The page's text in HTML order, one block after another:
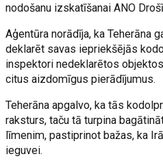
nodošanu izskatīšanai ANO
Aģentūra norādīja, ka Teherāna
deklarēt savas iepriekšējās
inspektori nedeklarētos
citus aizdomīgus pierādījumus.
Teherāna apgalvo, ka tās
raksturs, taču tā turpina
līmenim, pastiprinot bažas, ka
ieguvei.